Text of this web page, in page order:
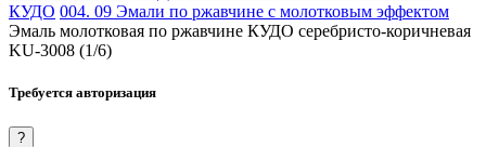
КУДО 004. 09 Эмали по ржавчине с молотковым эффектом
Эмаль молотковая по ржавчине КУДО серебристо-коричневая
KU-3008 (1/6)
Требуется авторизация
?